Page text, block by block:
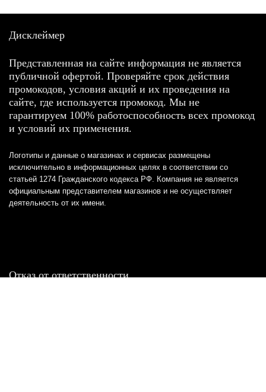
Дисклеймер
Представленная на сайте информация не является
публичной офертой. Проверяйте срок действия
промокодов, условия акций и их проведения на
сайте, где используется промокод. Мы не
гарантируем 100% работоспособность всех промокод
и условий их применения.
Логотипы и данные о магазинах и сервисах размещены
исключительно в информационных целях в соответствии со
статьей 1274 Гражданского кодекса РФ. Компания не является
официальным представителем магазинов и не осуществляет
деятельность от их имени.
Отказ от ответственности